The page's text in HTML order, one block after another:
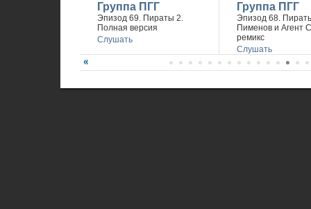
Группа ПГГ
Эпизод 69. Пираты 2.
Полная версия
Слушать
Группа ПГГ
Эпизод 68.
Пименов и Агент
ремикс
Слушать